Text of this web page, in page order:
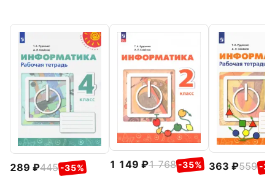
289 445 -35% 1 149 1 768 -35% 363 559 -